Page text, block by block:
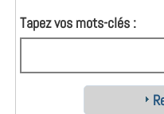
Tapez vos mots-clés :